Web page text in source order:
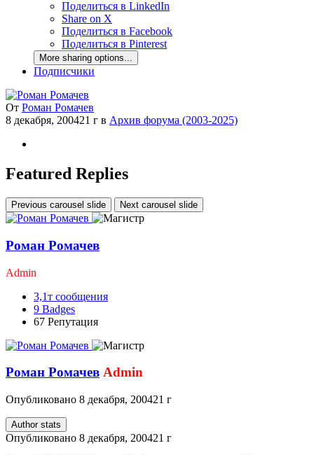
Поделиться в LinkedIn
Share on X
Поделиться в Facebook
Поделиться в Pinterest
More sharing options...
Подписчики
От Роман Ромачев
8 декабря, 200421 г в Архив форума (2003-2025)
Featured Replies
Previous carousel slide Next carousel slide
Роман Ромачев
Admin
3,1т сообщения
9 Badges
67 Репутация
Роман Ромачев Admin
Опубликовано 8 декабря, 200421 г
Author stats
Опубликовано 8 декабря, 200421 г